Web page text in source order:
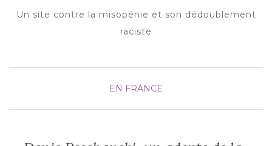
Un site contre la misopénie et son dédoublement
raciste
EN FRANCE